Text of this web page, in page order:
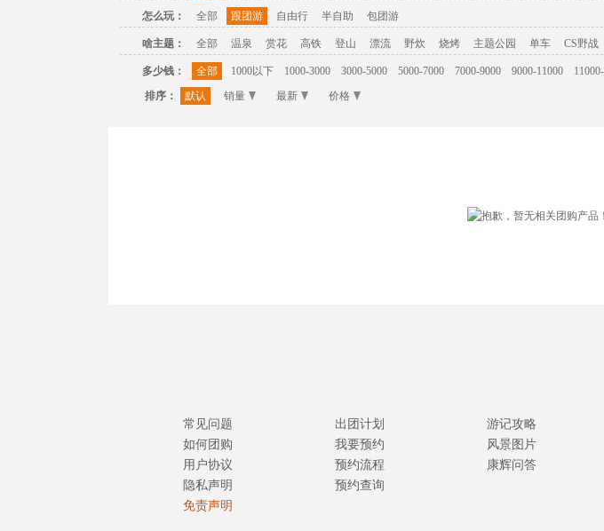
怎么玩： 全部 跟团游 自由行 半自助 包团游
啥主题： 全部 温泉 赏花 高铁 登山 漂流 野炊 烧烤 主题公园 单车 CS野战
多少钱： 全部 1000以下 1000-3000 3000-5000 5000-7000 7000-9000 9000-11000
排序：
默认 销量 最新 价格
常见问题
如何团购
用户协议
隐私声明
免责声明
出团计划
我要预约
预约流程
预约查询
游记攻略
风景图片
康辉问答